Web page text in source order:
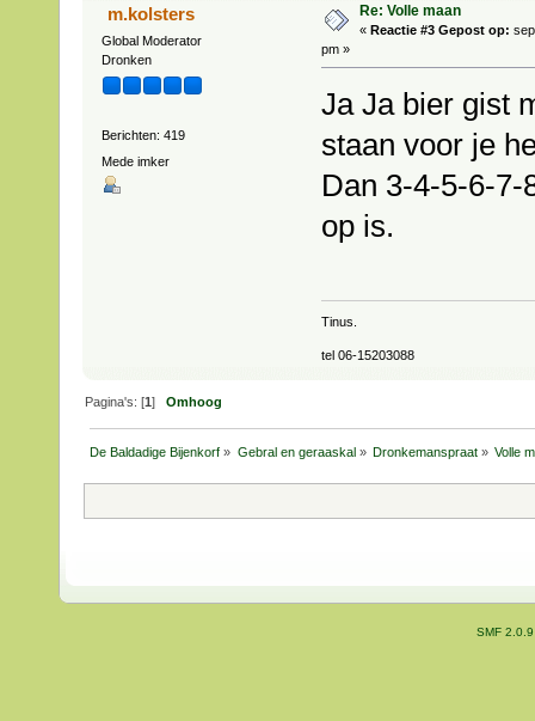
m.kolsters
Global Moderator
Dronken
Berichten: 419
Mede imker
Re: Volle maan
« Reactie #3 Gepost op:
pm »
Ja Ja bier gist
staan voor je
Dan 3-4-5-6-7-
op is.
Tinus.
tel 06-15203088
Pagina's: [1]Omhoog
De Baldadige Bijenkorf » Gebral en geraaskal » Dronkemanspraat» Volle
SMF 2.0.9